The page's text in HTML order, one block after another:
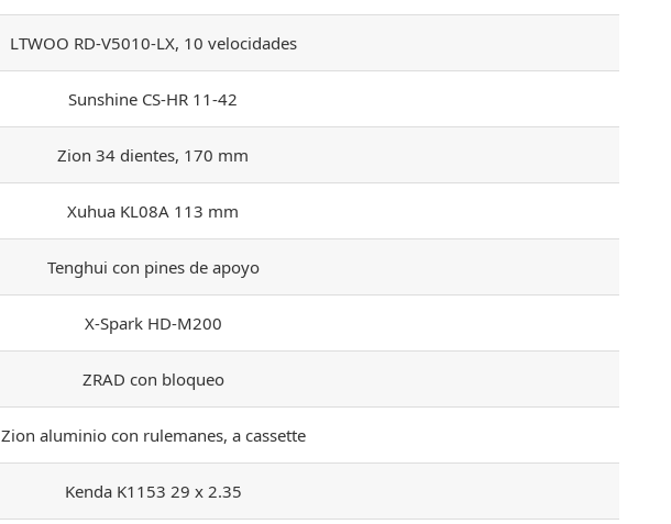
LTWOO RD-V5010-LX, 10 velocidades
Sunshine CS-HR 11-42
Zion 34 dientes, 170 mm
Xuhua KL08A 113 mm
Tenghui con pines de apoyo
X-Spark HD-M200
ZRAD con bloqueo
Zion aluminio con rulemanes, a cassette
Kenda K1153 29 x 2.35